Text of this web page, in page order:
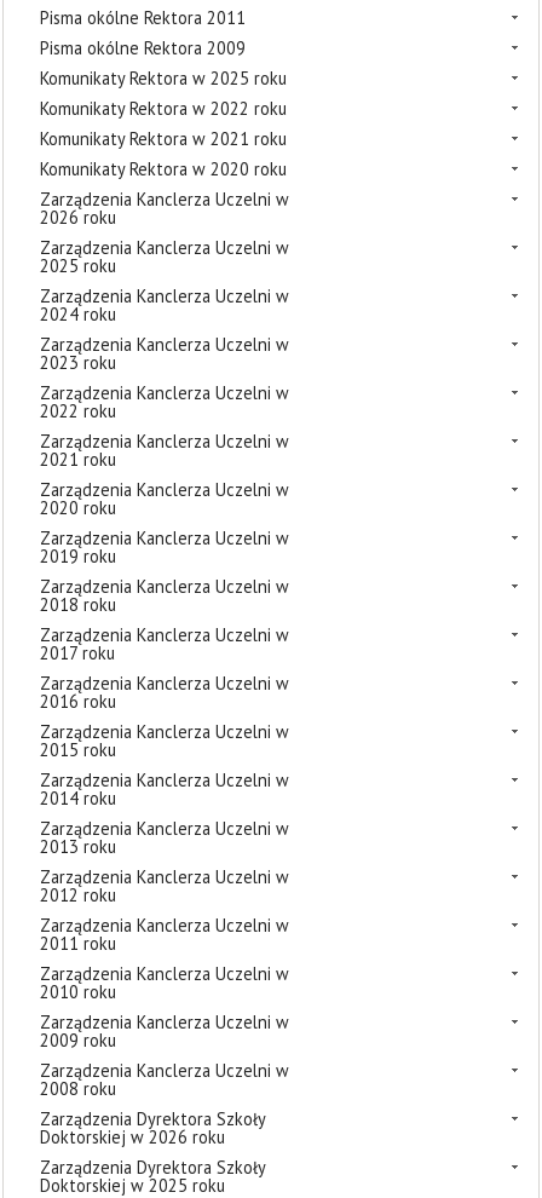
Pisma okólne Rektora 2011
Pisma okólne Rektora 2009
Komunikaty Rektora w 2025 roku
Komunikaty Rektora w 2022 roku
Komunikaty Rektora w 2021 roku
Komunikaty Rektora w 2020 roku
Zarządzenia Kanclerza Uczelni w
2026 roku
Zarządzenia Kanclerza Uczelni w
2025 roku
Zarządzenia Kanclerza Uczelni w
2024 roku
Zarządzenia Kanclerza Uczelni w
2023 roku
Zarządzenia Kanclerza Uczelni w
2022 roku
Zarządzenia Kanclerza Uczelni w
2021 roku
Zarządzenia Kanclerza Uczelni w
2020 roku
Zarządzenia Kanclerza Uczelni w
2019 roku
Zarządzenia Kanclerza Uczelni w
2018 roku
Zarządzenia Kanclerza Uczelni w
2017 roku
Zarządzenia Kanclerza Uczelni w
2016 roku
Zarządzenia Kanclerza Uczelni w
2015 roku
Zarządzenia Kanclerza Uczelni w
2014 roku
Zarządzenia Kanclerza Uczelni w
2013 roku
Zarządzenia Kanclerza Uczelni w
2012 roku
Zarządzenia Kanclerza Uczelni w
2011 roku
Zarządzenia Kanclerza Uczelni w
2010 roku
Zarządzenia Kanclerza Uczelni w
2009 roku
Zarządzenia Kanclerza Uczelni w
2008 roku
Zarządzenia Dyrektora Szkoły
Doktorskiej w 2026 roku
Zarządzenia Dyrektora Szkoły
Doktorskiej w 2025 roku